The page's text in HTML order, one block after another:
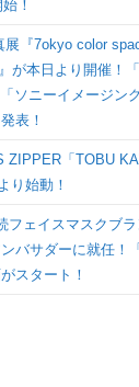
！
展『7okyo color
が本日より開催！
ソニーイメージン
表！
ZIPPER「TOBU
り始動！
フェイスマスクブ
ンバサダーに就任！
スタート！